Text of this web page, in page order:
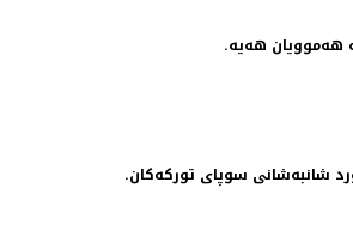
هەموویان هەیە.
شانبەشانی سوپای تورکەکان.